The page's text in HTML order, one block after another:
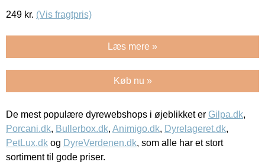
249 kr. (Vis fragtpris)
Læs mere »
Køb nu »
De mest populære dyrewebshops i øjeblikket er Gilpa.dk,
Porcani.dk, Bullerbox.dk, Animigo.dk, Dyrelageret.dk,
PetLux.dk og DyreVerdenen.dk, som alle har et stort
sortiment til gode priser.